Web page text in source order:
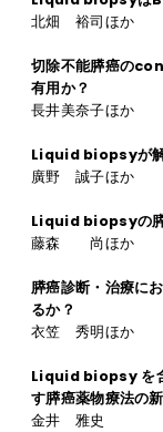
北畑 裕司ほか
切除不能膵癌の
有用か？
長井美奈子ほか
Liquid biopsyが解
廣野 誠子ほか
Liquid biopsyの膵
藤森 尚ほか
膵癌診断・治療に
るか？
衣笠 秀明ほか
Liquid biopsy を
す膵癌薬物療法の
金井 雅史